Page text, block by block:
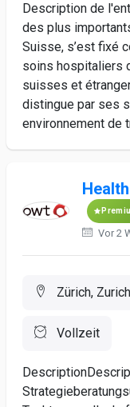
Description de
des plus
Suisse, s’est fixé
soins hospitaliers
suisses et
distingue par ses
environnement de
Vor 2
Zürich,
Vollzeit